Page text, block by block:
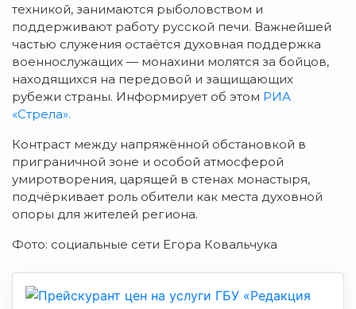
техникой, занимаются рыболовством и
поддерживают работу русской печи. Важнейшей
частью служения остаётся духовная поддержка
военнослужащих — монахини молятся за бойцов,
находящихся на передовой и защищающих
рубежи страны. Информирует об этом РИА
«Стрела».
Контраст между напряжённой обстановкой в
приграничной зоне и особой атмосферой
умиротворения, царящей в стенах монастыря,
подчёркивает роль обители как места духовной
опоры для жителей региона.
Фото: социальные сети Егора Ковальчука